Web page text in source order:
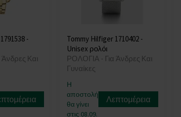
-
Και
Tommy Hilfiger 1710402 -
Unisex ρολόι
ΡΟΛΟΓΙΑ - Για Άνδρες Και
Γυναίκες
Η
αποστολή
θα γίνει
στις 08.09.
Λεπτομέρεια